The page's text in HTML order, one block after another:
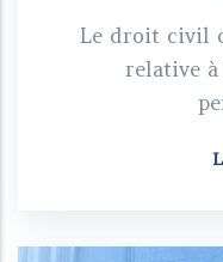
Le droit civil
relative